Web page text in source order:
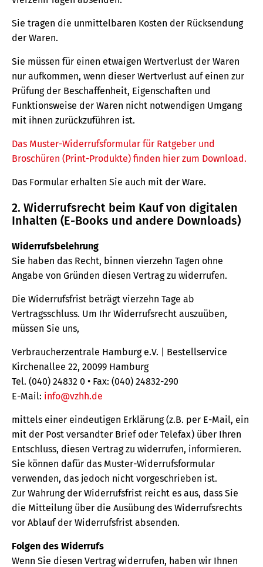
Sie tragen die unmittelbaren Kosten der Rücksendung
der Waren.
Sie müssen für einen etwaigen Wertverlust der Waren
nur aufkommen, wenn dieser Wertverlust auf einen zur
Prüfung der Beschaffenheit, Eigenschaften und
Funktionsweise der Waren nicht notwendigen Umgang
mit ihnen zurückzuführen ist.
Das Muster-Widerrufsformular für Ratgeber und
Broschüren (Print-Produkte) finden hier zum Download.
Das Formular erhalten Sie auch mit der Ware.
2. Widerrufsrecht beim Kauf von digitalen
Inhalten (E-Books und andere Downloads)
Widerrufsbelehrung
Sie haben das Recht, binnen vierzehn Tagen ohne
Angabe von Gründen diesen Vertrag zu widerrufen.
Die Widerrufsfrist beträgt vierzehn Tage ab
Vertragsschluss. Um Ihr Widerrufsrecht auszuüben,
müssen Sie uns,
Verbraucherzentrale Hamburg e.V. | Bestellservice
Kirchenallee 22, 20099 Hamburg
Tel. (040) 24832 0 • Fax: (040) 24832-290
E-Mail: info@vzhh.de
mittels einer eindeutigen Erklärung (z.B. per E-Mail, ein
mit der Post versandter Brief oder Telefax) über Ihren
Entschluss, diesen Vertrag zu widerrufen, informieren.
Sie können dafür das Muster-Widerrufsformular
verwenden, das jedoch nicht vorgeschrieben ist.
Zur Wahrung der Widerrufsfrist reicht es aus, dass Sie
die Mitteilung über die Ausübung des Widerrufsrechts
vor Ablauf der Widerrufsfrist absenden.
Folgen des Widerrufs
Wenn Sie diesen Vertrag widerrufen, haben wir Ihnen